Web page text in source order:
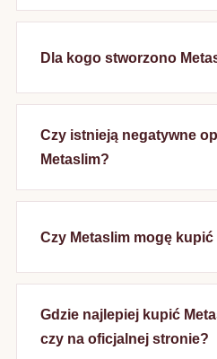
Dla kogo stworzono
Czy istnieją negatywne
Metaslim?
Czy Metaslim mogę kupić
Gdzie najlepiej kupić
czy na oficjalnej stronie?